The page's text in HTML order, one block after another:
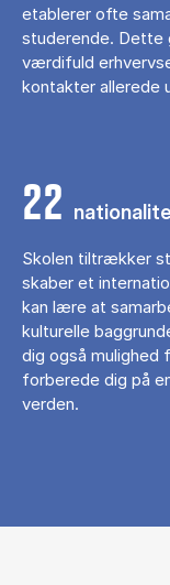
etablerer ofte
studerende. Dette
værdifuld
kontakter allerede
22
Skolen tiltrækker
skaber et
kan lære at
kulturelle
dig også mulighed
forberede dig på
verden.